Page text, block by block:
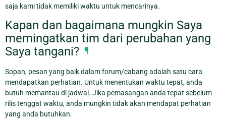
saja kami tidak memiliki waktu untuk mencarinya.
Kapan dan bagaimana mungkin Saya
memingatkan tim dari perubahan yang
Saya tangani? ¶
Sopan, pesan yang baik dalam forum/cabang adalah satu cara
mendapatkan perhatian. Untuk menentukan waktu tepat, anda
butuh memantau di jadwal. Jika pemasangan anda tepat sebelum
rilis tenggat waktu, anda mungkin tidak akan mendapat perhatian
yang anda butuhkan.